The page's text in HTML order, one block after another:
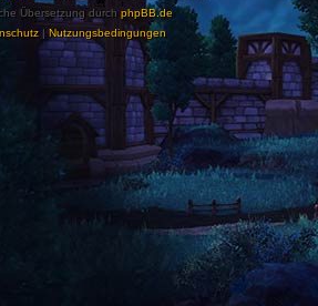
Übersetzung durch phpBB.de
| Nutzungsbedingungen